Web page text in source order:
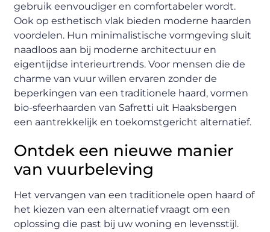
gebruik eenvoudiger en comfortabeler wordt.
Ook op esthetisch vlak bieden moderne haarden
voordelen. Hun minimalistische vormgeving sluit
naadloos aan bij moderne architectuur en
eigentijdse interieurtrends. Voor mensen die de
charme van vuur willen ervaren zonder de
beperkingen van een traditionele haard, vormen
bio-sfeerhaarden van Safretti uit Haaksbergen
een aantrekkelijk en toekomstgericht alternatief.
Ontdek een nieuwe manier
van vuurbeleving
Het vervangen van een traditionele open haard of
het kiezen van een alternatief vraagt om een
oplossing die past bij uw woning en levensstijl.